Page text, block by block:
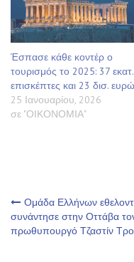
Έσπασε κάθε κοντέρ ο
τουρισμός το 2025: 37 εκατ.
επισκέπτες και 23 δισ. ευρώ
25 Ιανουαρίου, 2026
σε "ΟΙΚΟΝΟΜΙΑ"
άρθρων
Ομάδα Ελλήνων
συνάντησε στην Οττάβα
πρωθυπουργό Τζαστίν